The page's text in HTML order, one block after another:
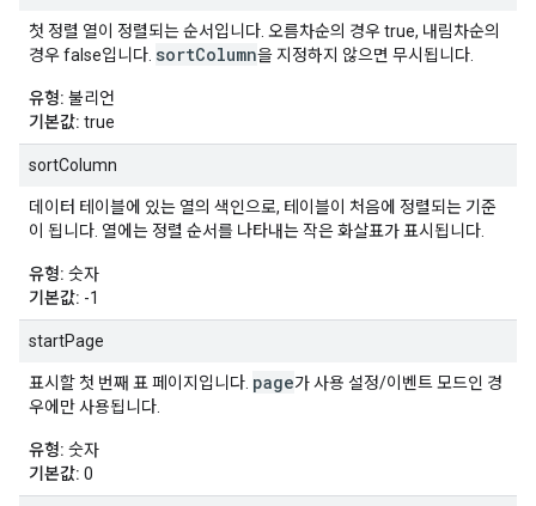
첫 정렬 열이 정렬되는 순서입니다. 오름차순의 경우 true, 내림차순의
경우 false입니다. sortColumn을 지정하지 않으면 무시됩니다.
유형: 불리언
기본값: true
sortColumn
데이터 테이블에 있는 열의 색인으로, 테이블이 처음에 정렬되는 기준
이 됩니다. 열에는 정렬 순서를 나타내는 작은 화살표가 표시됩니다.
유형: 숫자
기본값: -1
startPage
표시할 첫 번째 표 페이지입니다. page가 사용 설정/이벤트 모드인 경
우에만 사용됩니다.
유형: 숫자
기본값: 0